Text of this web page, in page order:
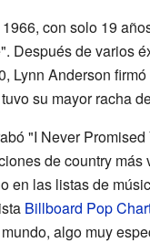
con solo 19
Después de varios
Lynn Anderson firmó
su mayor racha
"I Never
de country
en las listas de
Billboard Pop
algo muy